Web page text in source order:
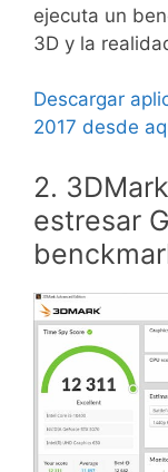
ejecuta un
3D y la
Descargar
2017 desde
2.
estresar